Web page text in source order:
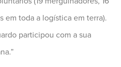
em toda a logística em terra).
participou com a sua